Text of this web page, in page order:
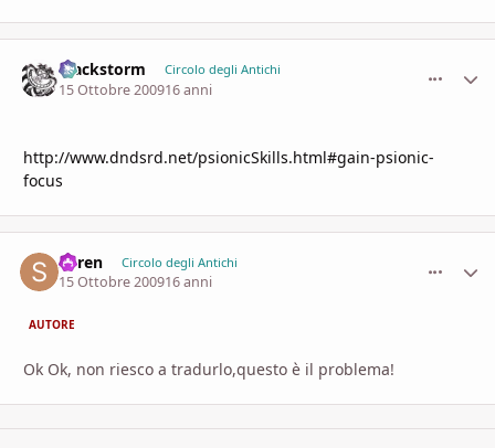
Blackstorm Circolo degli Antichi
15 Ottobre 200916 anni
http://www.dndsrd.net/psionicSkills.html#gain-psionic-
focus
Soren Circolo degli Antichi
15 Ottobre 200916 anni
AUTORE
Ok Ok, non riesco a tradurlo,questo è il problema!